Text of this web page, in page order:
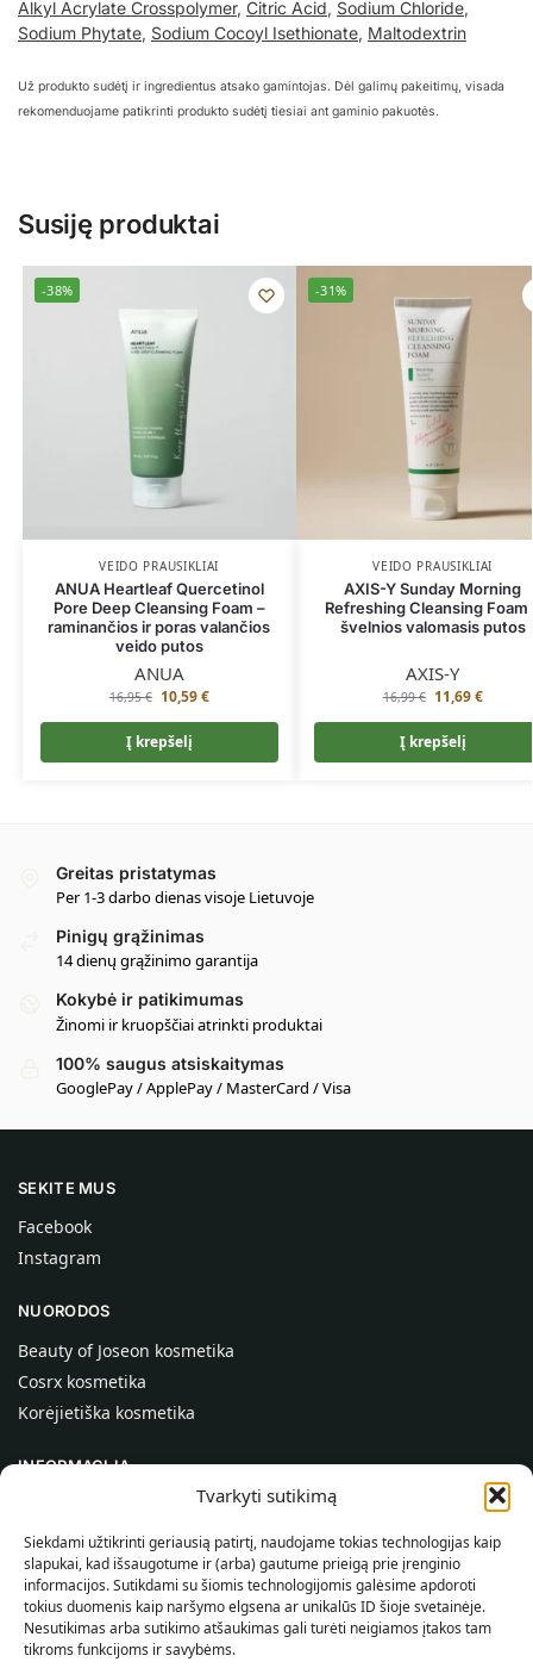
Tvarkyti sutikimą
Siekdami užtikrinti geriausią patirtį, naudojame tokias technologijas kaip
slapukai, kad išsaugotume ir (arba) gautume prieigą prie įrenginio
informacijos. Sutikdami su šiomis technologijomis galėsime apdoroti
tokius duomenis kaip naršymo elgsena ar unikalūs ID šioje svetainėje.
Nesutikimas arba sutikimo atšaukimas gali turėti neigiamos įtakos tam
tikroms funkcijoms ir savybėms.
Alkyl Acrylate Crosspolymer, Citric Acid, Sodium Chloride,
Sodium Phytate, Sodium Cocoyl Isethionate, Maltodextrin
Už produkto sudėtį ir ingredientus atsako gamintojas. Dėl galimų pakeitimų, visada
rekomenduojame patikrinti produkto sudėtį tiesiai ant gaminio pakuotės.
Susiję produktai
-38%
VEIDO PRAUSIKLIAI
ANUA Heartleaf Quercetinol
Pore Deep Cleansing Foam –
raminančios ir poras valančios
veido putos
ANUA
16,95€ 10,59€
Į krepšelį
-31%
VEIDO PRAUSIKLIAI
AXIS-Y Sunday Morning
Refreshing Cleansing Foam
švelnios valomasis putos
AXIS-Y
16,99€ 11,69€
Į krepšelį
Greitas pristatymas
Per 1-3 darbo dienas visoje Lietuvoje
Pinigų grąžinimas
14 dienų grąžinimo garantija
Kokybė ir patikimumas
Žinomi ir kruopščiai atrinkti produktai
100% saugus atsiskaitymas
GooglePay / ApplePay / MasterCard / Visa
SEKITE MUS
Facebook
Instagram
NUORODOS
Beauty of Joseon kosmetika
Cosrx kosmetika
Korėjietiška kosmetika
INFORMACIJA
Kontaktai
Pagalba
INFORMACIJA PIRKĖJUI
Pristatymo sąlygos